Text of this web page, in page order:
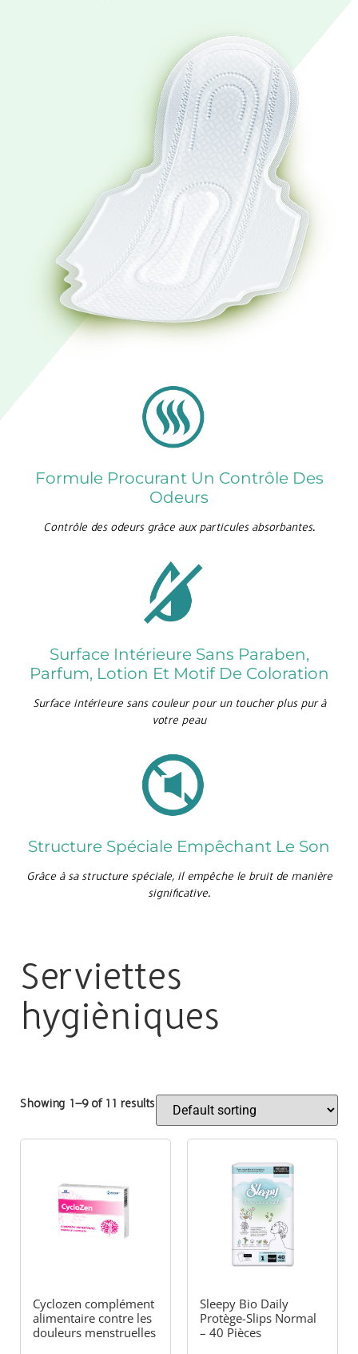
Formule Procurant Un Contrôle Des
Odeurs
Contrôle des odeurs grâce aux particules absorbantes.
Surface Intérieure Sans Paraben,
Parfum, Lotion Et Motif De Coloration
Surface intérieure sans couleur pour un toucher plus pur à
votre peau
Structure Spéciale Empêchant Le Son
Grâce à sa structure spéciale, il empêche le bruit de manière
significative.
Serviettes
hygièniques
Showing 1–9 of 11 results
Cyclozen complément
alimentaire contre les
douleurs menstruelles
Sleepy Bio Daily
Protège-Slips Normal
– 40 Pièces